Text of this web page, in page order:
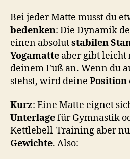
Bei jeder Matte musst du
bedenken: Die Dynamik
einen absolutstabilen
Yogamatte aber gibt leicht
deinem Fuß an. Wenn du
stehst, wird deine Position
Kurz: Eine Matte eignet
Unterlagefür Gymnastik
Kettlebell-Training aber
Gewichte. Also: